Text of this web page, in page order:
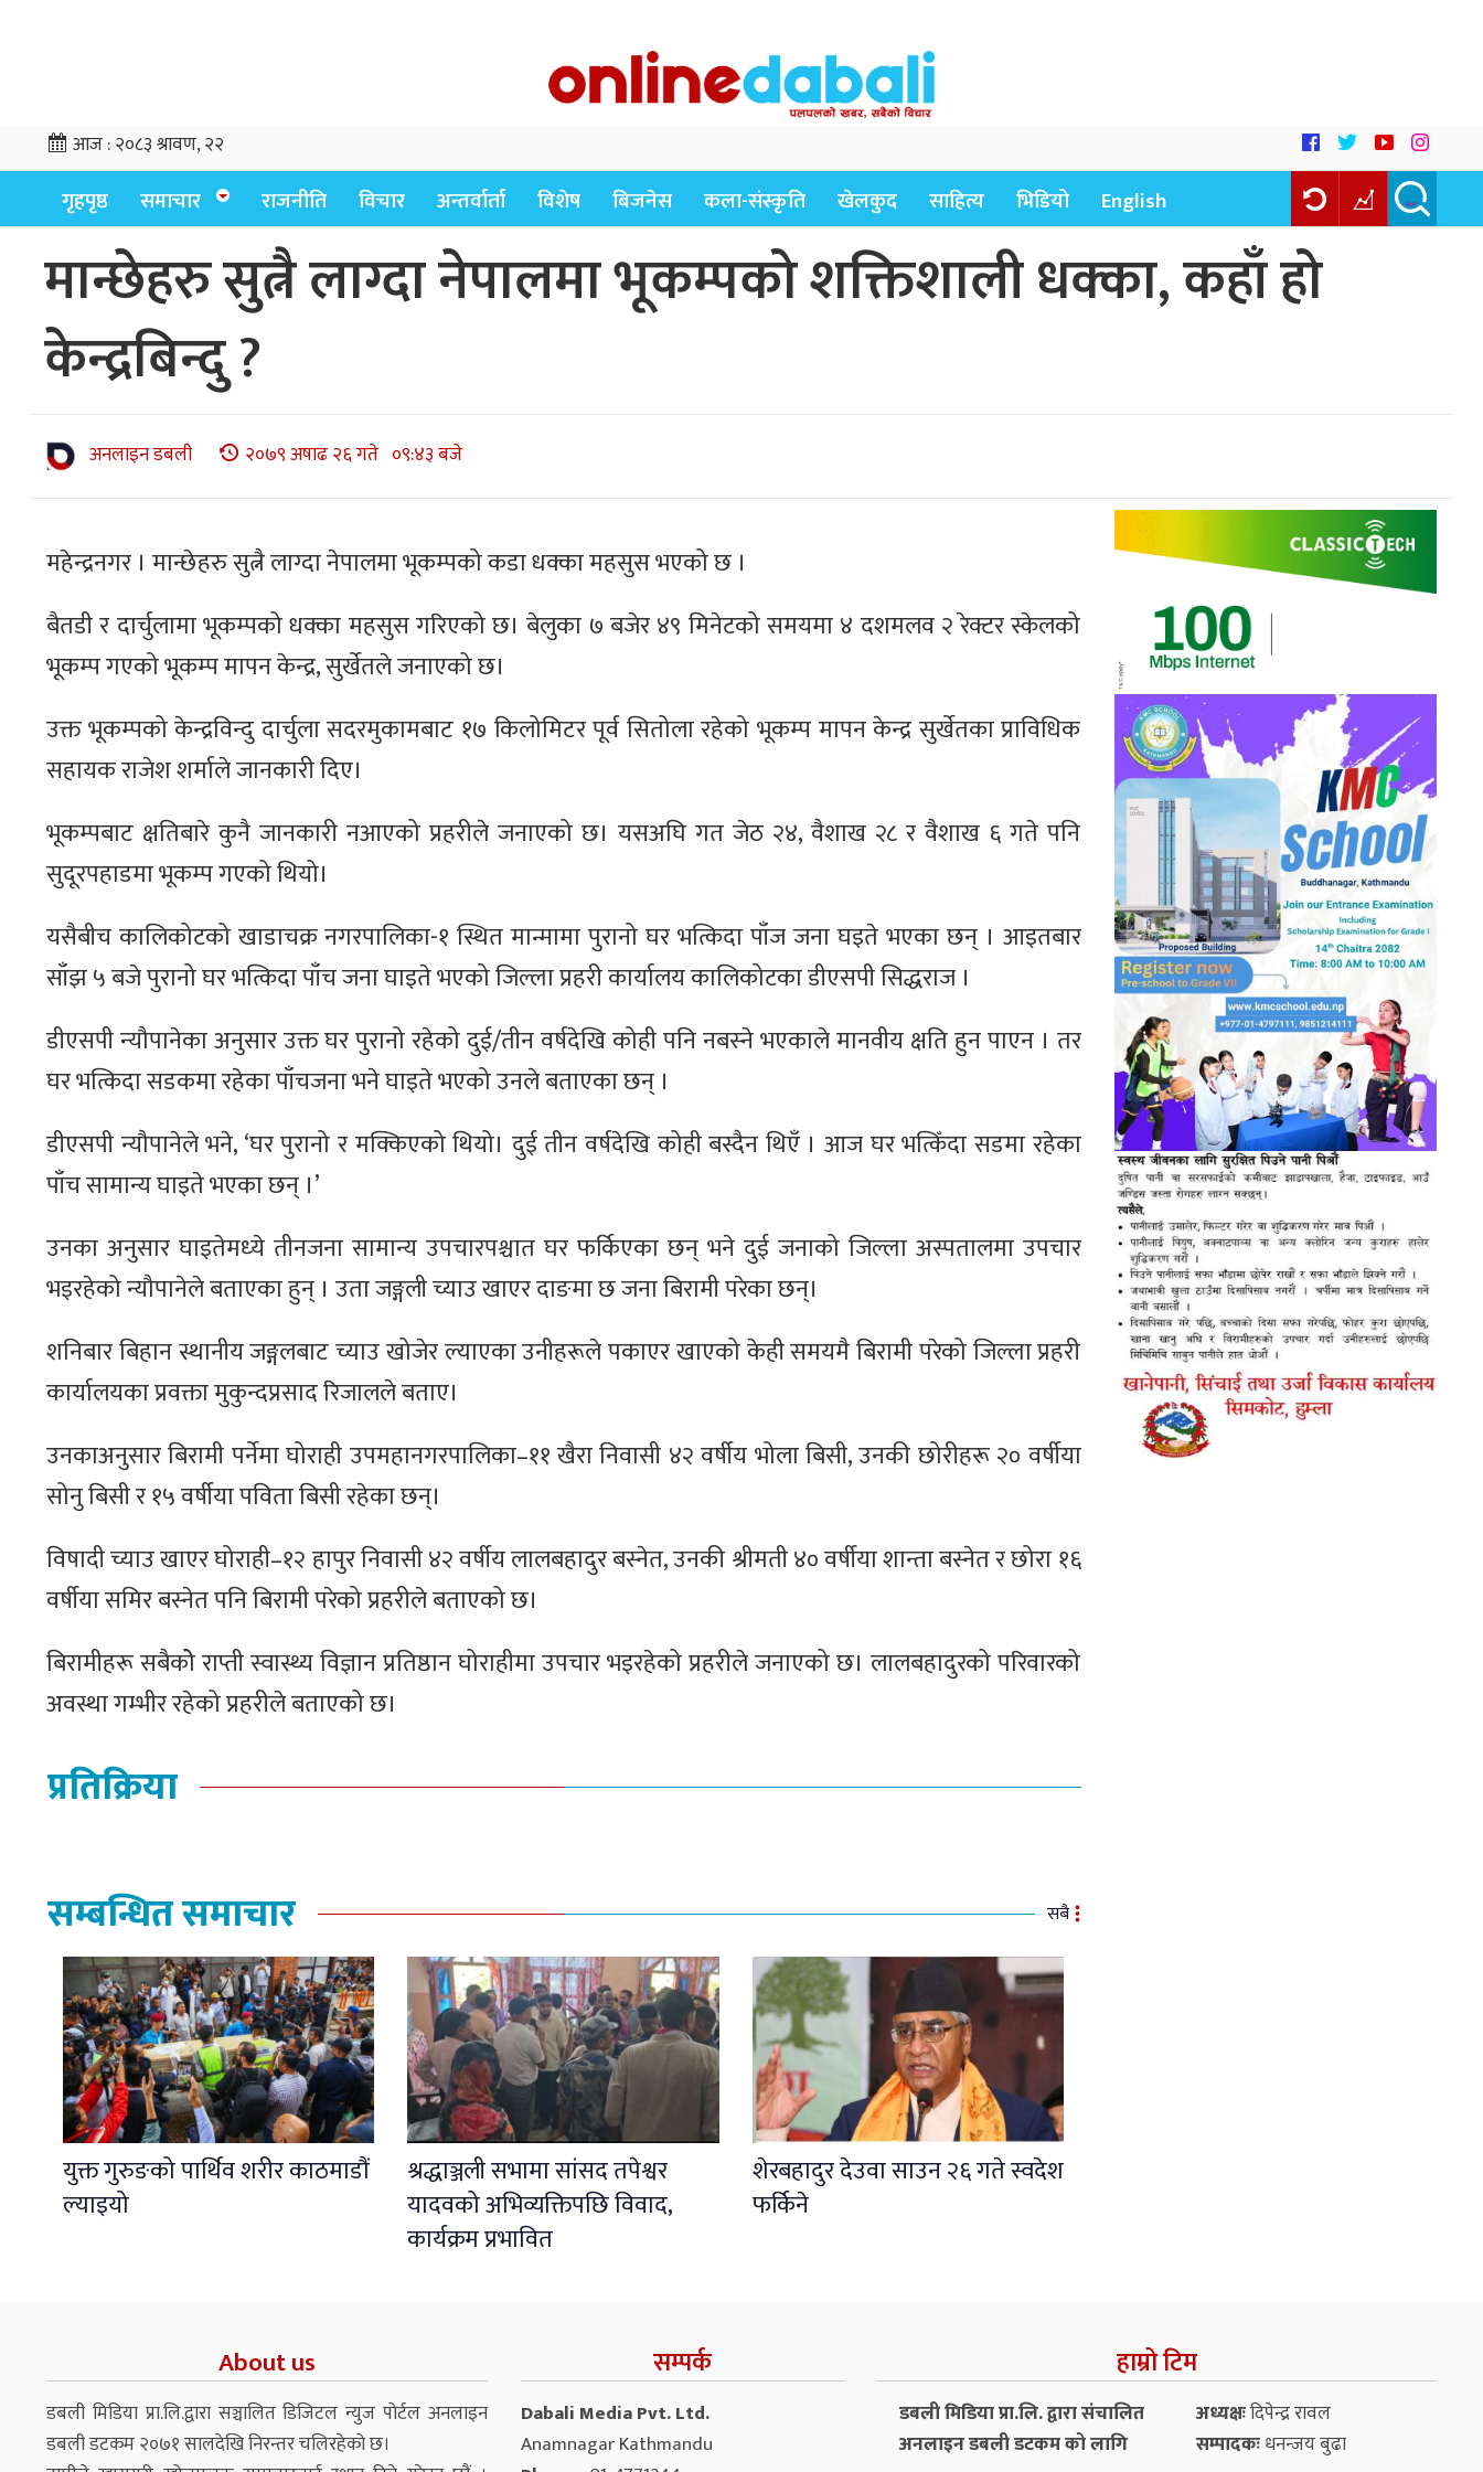
आज :२०८३ श्रावण, २२
गृहपृष्ठ समाचार राजनीति विचार अन्तर्वार्ता विशेष बिजनेस कला-संस्कृति खेलकुद साहित्य भिडियो English
मान्छेहरु सुत्नै लाग्दा नेपालमा भूकम्पको शक्तिशाली धक्का, कहाँ हो
केन्द्रबिन्दु ?
अनलाइन डबली २०७९ अषाढ २६ गते ०९:४३ बजे
महेन्द्रनगर । मान्छेहरु सुत्नै लाग्दा नेपालमा भूकम्पको कडा धक्का महसुस भएको छ ।
बैतडी र दार्चुलामा भूकम्पको धक्का महसुस गरिएको छ। बेलुका ७ बजेर ४९ मिनेटको समयमा ४ दशमलव २ रेक्टर स्केलको
भूकम्प गएको भूकम्प मापन केन्द्र, सुर्खेतले जनाएको छ।
उक्त भूकम्पको केन्द्रविन्दु दार्चुला सदरमुकामबाट १७ किलोमिटर पूर्व सितोला रहेको भूकम्प मापन केन्द्र सुर्खेतका प्राविधिक
सहायक राजेश शर्माले जानकारी दिए।
भूकम्पबाट क्षतिबारे कुनै जानकारी नआएको प्रहरीले जनाएको छ। यसअघि गत जेठ २४, वैशाख २८ र वैशाख ६ गते पनि
सुदूरपहाडमा भूकम्प गएको थियो।
यसैबीच कालिकोटको खाडाचक्र नगरपालिका-१ स्थित मान्मामा पुरानो घर भत्किदा पाँज जना घइते भएका छन् । आइतबार
साँझ ५ बजे पुरानो घर भत्किदा पाँच जना घाइते भएको जिल्ला प्रहरी कार्यालय कालिकोटका डीएसपी सिद्धराज ।
डीएसपी न्‍यौपानेका अनुसार उक्त घर पुरानो रहेको दुई/तीन वर्षदेखि कोही पनि नबस्‍ने भएकाले मानवीय क्षति हुन पाएन । तर
घर भत्किदा सडकमा रहेका पाँचजना भने घाइते भएको उनले बताएका छन् ।
डीएसपी न्यौपानेले भने, ‘घर पुरानो र मक्किएको थियो। दुई तीन वर्षदेखि कोही बस्दैन थिएँ । आज घर भत्किँदा सडमा रहेका
पाँच सामान्य घाइते भएका छन् ।’
उनका अनुसार घाइतेमध्‍ये तीनजना सामान्य उपचारपश्चात घर फर्किएका छन् भने दुई जनाको जिल्ला अस्पतालमा उपचार
भइरहेको न्यौपानेले बताएका हुन् । उता जङ्गली च्याउ खाएर दाङमा छ जना बिरामी परेका छन्।
शनिबार बिहान स्थानीय जङ्गलबाट च्याउ खोजेर ल्याएका उनीहरूले पकाएर खाएको केही समयमै बिरामी परेको जिल्ला प्रहरी
कार्यालयका प्रवक्ता मुकुन्दप्रसाद रिजालले बताए।
उनकाअनुसार बिरामी पर्नेमा घोराही उपमहानगरपालिका–११ खैरा निवासी ४२ वर्षीय भोला बिसी, उनकी छोरीहरू २० वर्षीया
सोनु बिसी र १५ वर्षीया पविता बिसी रहेका छन्।
विषादी च्याउ खाएर घोराही–१२ हापुर निवासी ४२ वर्षीय लालबहादुर बस्नेत, उनकी श्रीमती ४० वर्षीया शान्ता बस्नेत र छोरा १६
वर्षीया समिर बस्नेत पनि बिरामी परेको प्रहरीले बताएको छ।
बिरामीहरू सबैकोे राप्ती स्वास्थ्य विज्ञान प्रतिष्ठान घोराहीमा उपचार भइरहेको प्रहरीले जनाएको छ। लालबहादुरको परिवारको
अवस्था गम्भीर रहेको प्रहरीले बताएको छ।
प्रतिक्रिया
सम्बन्धित समाचार सबै
युक्त गुरुङको पार्थिव शरीर काठमाडौं
ल्याइयो
श्रद्धाञ्जली सभामा सांसद तपेश्वर
यादवको अभिव्यक्तिपछि विवाद,
कार्यक्रम प्रभावित
शेरबहादुर देउवा साउन २६ गते स्वदेश
फर्किने
About us
डबली मिडिया प्रा.लि.द्वारा सञ्चालित डिजिटल न्युज पोर्टल अनलाइन
डबली डटकम २०७१ सालदेखि निरन्तर चलिरहेको छ।
सम्पर्क
Dabali Media Pvt. Ltd.
Anamnagar Kathmandu
हाम्रो टिम
डबली मिडिया प्रा.लि. द्वारा संचालित
अनलाइन डबली डटकम को लागि
अध्यक्षःदिपेन्द्र रावल
सम्पादकःधनन्‍जय बुढा